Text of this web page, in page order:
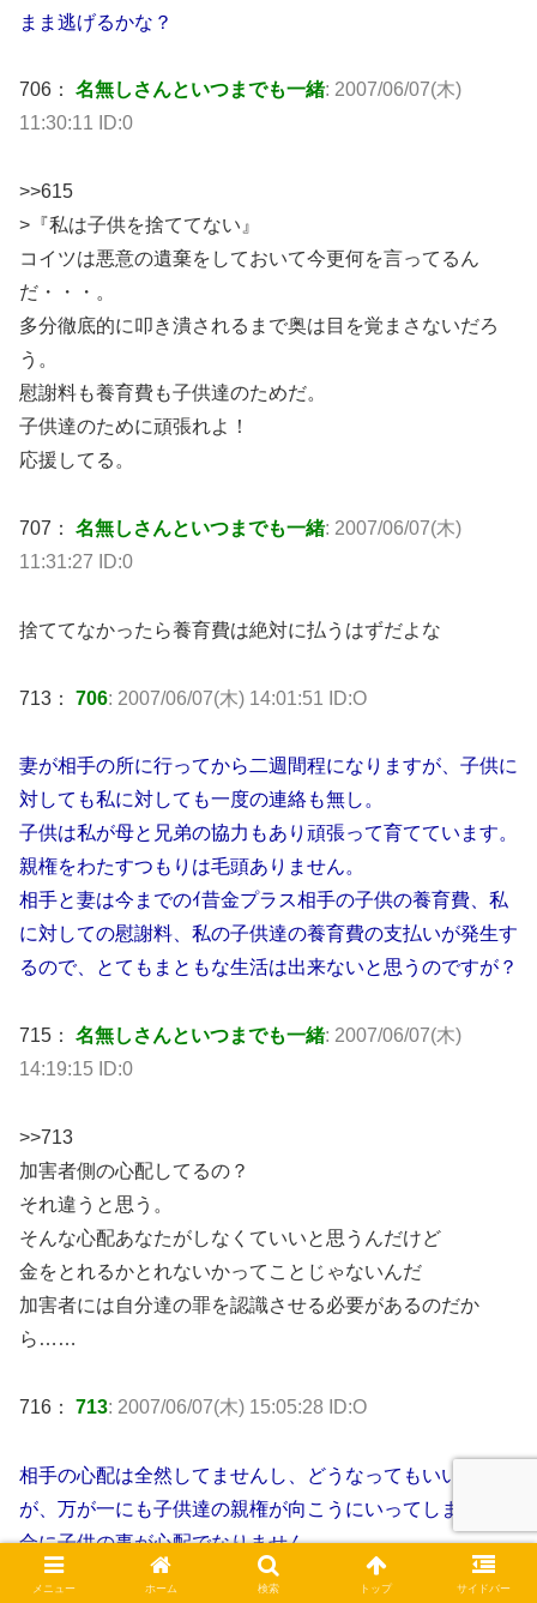
まま逃げるかな？
706： 名無しさんといつまでも一緒: 2007/06/07(木)
11:30:11 ID:0
>>615
>『私は子供を捨ててない』
コイツは悪意の遺棄をしておいて今更何を言ってるん
だ・・・。
多分徹底的に叩き潰されるまで奥は目を覚まさないだろ
う。
慰謝料も養育費も子供達のためだ。
子供達のために頑張れよ！
応援してる。
707： 名無しさんといつまでも一緒: 2007/06/07(木)
11:31:27 ID:0
捨ててなかったら養育費は絶対に払うはずだよな
713： 706: 2007/06/07(木) 14:01:51 ID:O
妻が相手の所に行ってから二週間程になりますが、子供に
対しても私に対しても一度の連絡も無し。
子供は私が母と兄弟の協力もあり頑張って育てています。
親権をわたすつもりは毛頭ありません。
相手と妻は今までのｲ昔金プラス相手の子供の養育費、私
に対しての慰謝料、私の子供達の養育費の支払いが発生す
るので、とてもまともな生活は出来ないと思うのですが？
715： 名無しさんといつまでも一緒: 2007/06/07(木)
14:19:15 ID:0
>>713
加害者側の心配してるの？
それ違うと思う。
そんな心配あなたがしなくていいと思うんだけど
金をとれるかとれないかってことじゃないんだ
加害者には自分達の罪を認識させる必要があるのだか
ら……
716： 713: 2007/06/07(木) 15:05:28 ID:O
相手の心配は全然してませんし、どうなってもいいのです
が、万が一にも子供達の親権が向こうにいってしまった場
合に子供の事が心配でなりません。
メニュー ホーム 検索 トップ サイドバー